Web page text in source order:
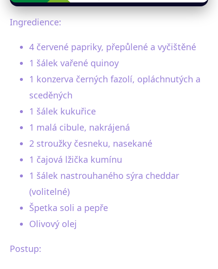
Ingredience:
4 červené papriky, přepůlené a vyčištěné
1 šálek vařené quinoy
1 konzerva černých fazolí, opláchnutých a
sceděných
1 šálek kukuřice
1 malá cibule, nakrájená
2 stroužky česneku, nasekané
1 čajová lžička kumínu
1 šálek nastrouhaného sýra cheddar
(volitelné)
Špetka soli a pepře
Olivový olej
Postup: